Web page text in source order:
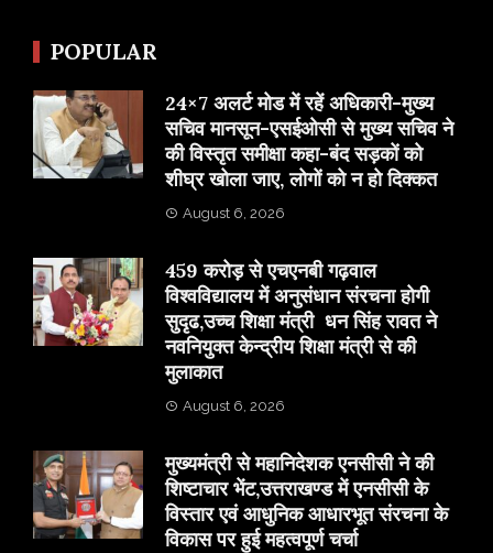
POPULAR
24×7 अलर्ट मोड में रहें अधिकारी-मुख्य
सचिव मानसून-एसईओसी से मुख्य सचिव ने
की विस्तृत समीक्षा कहा-बंद सड़कों को
शीघ्र खोला जाए, लोगों को न हो दिक्कत
August 6, 2026
459 करोड़ से एचएनबी गढ़वाल
विश्वविद्यालय में अनुसंधान संरचना होगी
सुदृढ,उच्च शिक्षा मंत्री धन सिंह रावत ने
नवनियुक्त केन्द्रीय शिक्षा मंत्री से की
मुलाकात
August 6, 2026
मुख्यमंत्री से महानिदेशक एनसीसी ने की
शिष्टाचार भेंट,उत्तराखण्ड में एनसीसी के
विस्तार एवं आधुनिक आधारभूत संरचना के
विकास पर हुई महत्वपूर्ण चर्चा